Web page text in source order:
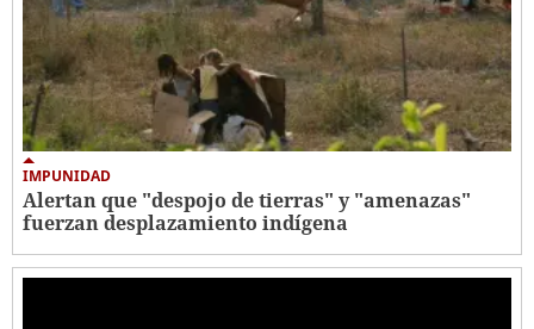
IMPUNIDAD
Alertan que "despojo de tierras" y "amenazas"
fuerzan desplazamiento indígena